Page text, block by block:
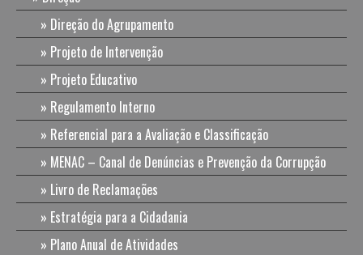
Direção do Agrupamento
Projeto de Intervenção
Projeto Educativo
Regulamento Interno
Referencial para a Avaliação e Classificação
MENAC – Canal de Denúncias e Prevenção da Corrupção
Livro de Reclamações
Estratégia para a Cidadania
Plano Anual de Atividades